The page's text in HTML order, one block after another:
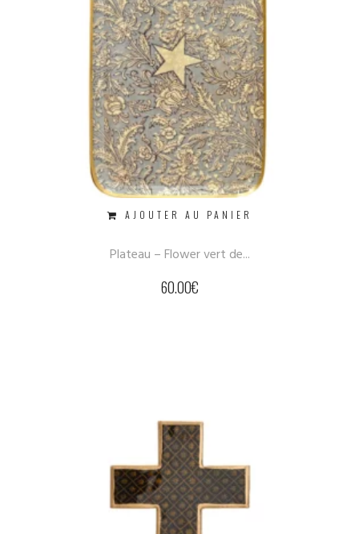
AJOUTER AU PANIER
Plateau – Flower vert de...
60.00€